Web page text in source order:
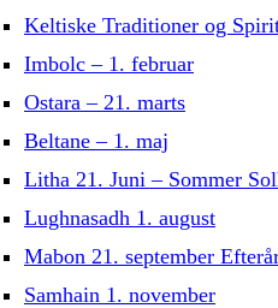
Keltiske Traditioner og
Imbolc – 1. februar
Ostara – 21. marts
Beltane – 1. maj
Litha 21. Juni – Sommer
Lughnasadh 1. august
Mabon 21. september
Samhain 1. november